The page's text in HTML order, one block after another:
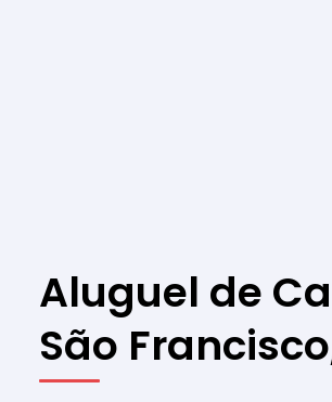
Aluguel de
São